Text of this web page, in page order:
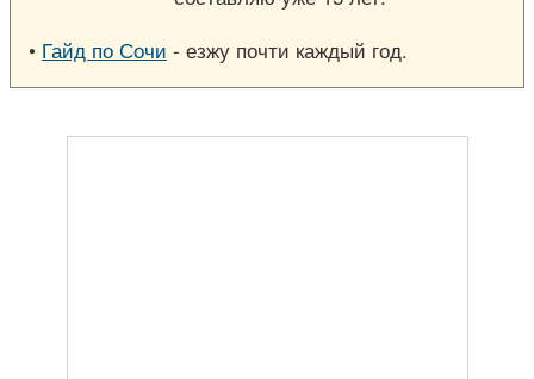
• Гайд по Сочи - езжу почти каждый год.